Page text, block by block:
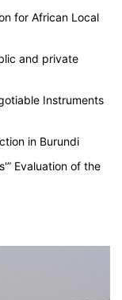
for African Local
and private
Instruments
in Burundi
Evaluation of the